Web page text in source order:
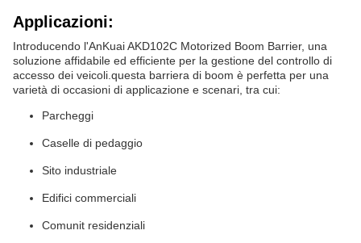
Applicazioni:
Introducendo l'AnKuai AKD102C Motorized Boom Barrier, una
soluzione affidabile ed efficiente per la gestione del controllo di
accesso dei veicoli.questa barriera di boom è perfetta per una
varietà di occasioni di applicazione e scenari, tra cui:
Parcheggi
Caselle di pedaggio
Sito industriale
Edifici commerciali
Comunit residenziali